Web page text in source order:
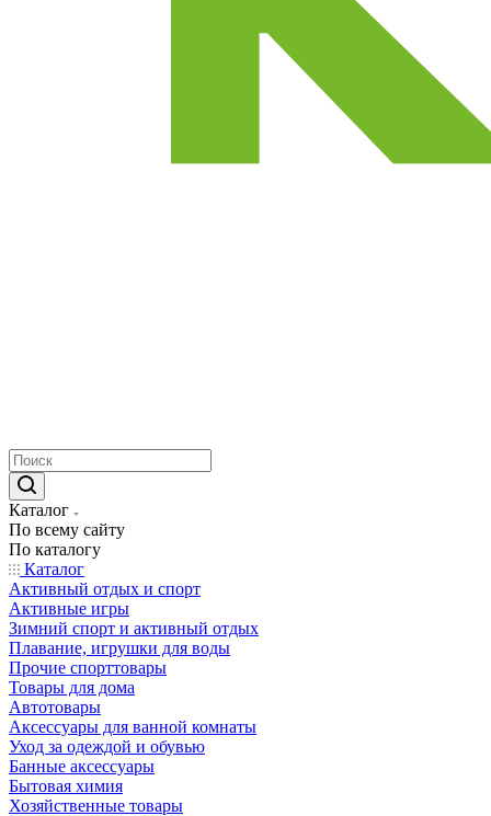
Каталог
По всему сайту
По каталогу
Каталог
Активный отдых и спорт
Активные игры
Зимний спорт и активный отдых
Плавание, игрушки для воды
Прочие спорттовары
Товары для дома
Автотовары
Аксессуары для ванной комнаты
Уход за одеждой и обувью
Банные аксессуары
Бытовая химия
Хозяйственные товары